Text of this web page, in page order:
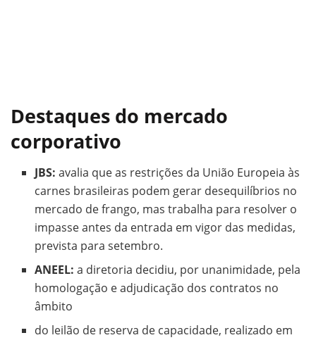
Destaques do mercado
corporativo
JBS: avalia que as restrições da União Europeia às
carnes brasileiras podem gerar desequilíbrios no
mercado de frango, mas trabalha para resolver o
impasse antes da entrada em vigor das medidas,
prevista para setembro.
ANEEL: a diretoria decidiu, por unanimidade, pela
homologação e adjudicação dos contratos no
âmbito
do leilão de reserva de capacidade, realizado em